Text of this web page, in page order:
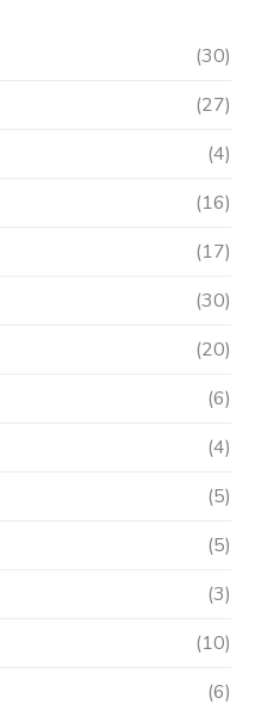
(30)
(27)
(4)
(16)
(17)
(30)
(20)
(6)
(4)
(5)
(5)
(3)
(10)
(6)